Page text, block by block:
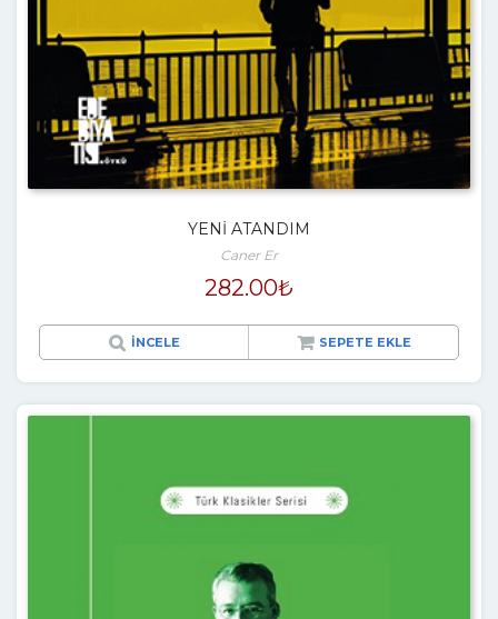
YENİ ATANDIM
Caner Er
282.00₺
İNCELE SEPETE EKLE